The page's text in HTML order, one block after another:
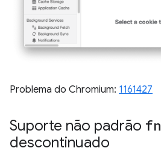
Problema do Chromium: 1161427
Suporte não padrão fn
descontinuado